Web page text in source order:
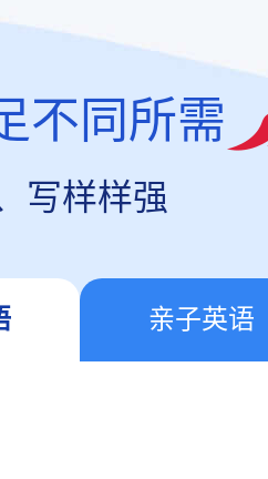
不同所需
写样样强
亲子英语